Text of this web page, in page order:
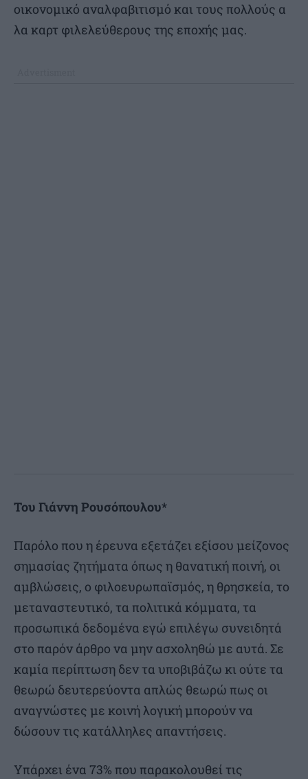
οικονομικό αναλφαβιτισμό και τους πολλούς α
λα καρτ φιλελεύθερους της εποχής μας.
Του Γιάννη Ρουσόπουλου*
Παρόλο που η έρευνα εξετάζει εξίσου μείζονος
σημασίας ζητήματα όπως η θανατική ποινή, οι
αμβλώσεις, ο φιλοευρωπαϊσμός, η θρησκεία, το
μεταναστευτικό, τα πολιτικά κόμματα, τα
προσωπικά δεδομένα εγώ επιλέγω συνειδητά
στο παρόν άρθρο να μην ασχοληθώ με αυτά. Σε
καμία περίπτωση δεν τα υποβιβάζω κι ούτε τα
θεωρώ δευτερεύοντα απλώς θεωρώ πως οι
αναγνώστες με κοινή λογική μπορούν να
δώσουν τις κατάλληλες απαντήσεις.
Υπάρχει ένα 73% που παρακολουθεί τις